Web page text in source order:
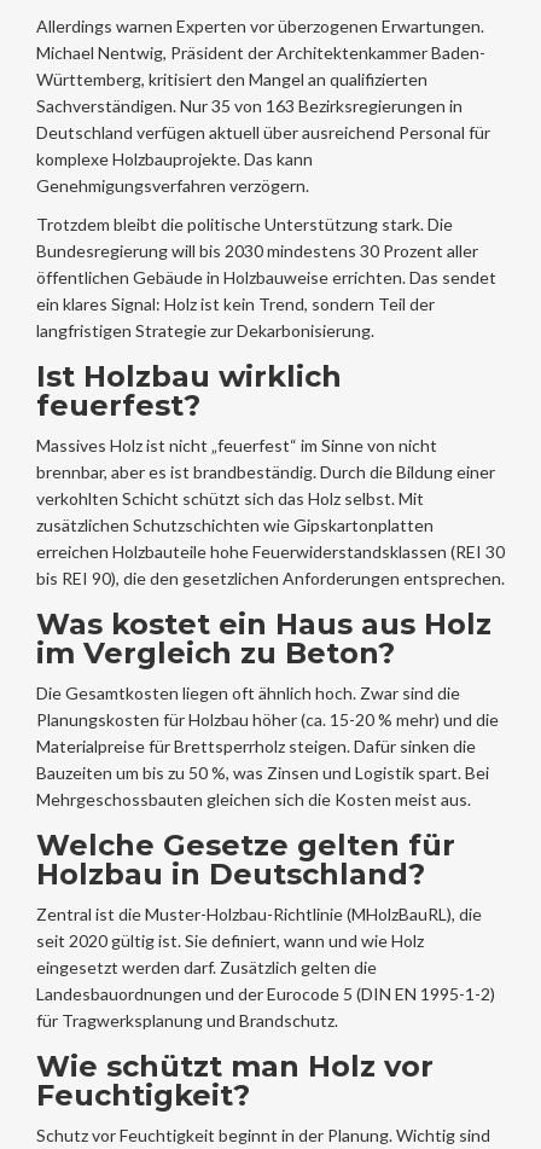
Allerdings warnen Experten vor überzogenen Erwartungen.
Michael Nentwig, Präsident der Architektenkammer Baden-
Württemberg, kritisiert den Mangel an qualifizierten
Sachverständigen. Nur 35 von 163 Bezirksregierungen in
Deutschland verfügen aktuell über ausreichend Personal für
komplexe Holzbauprojekte. Das kann
Genehmigungsverfahren verzögern.
Trotzdem bleibt die politische Unterstützung stark. Die
Bundesregierung will bis 2030 mindestens 30 Prozent aller
öffentlichen Gebäude in Holzbauweise errichten. Das sendet
ein klares Signal: Holz ist kein Trend, sondern Teil der
langfristigen Strategie zur Dekarbonisierung.
Ist Holzbau wirklich
feuerfest?
Massives Holz ist nicht „feuerfest“ im Sinne von nicht
brennbar, aber es ist brandbeständig. Durch die Bildung einer
verkohlten Schicht schützt sich das Holz selbst. Mit
zusätzlichen Schutzschichten wie Gipskartonplatten
erreichen Holzbauteile hohe Feuerwiderstandsklassen (REI 30
bis REI 90), die den gesetzlichen Anforderungen entsprechen.
Was kostet ein Haus aus Holz
im Vergleich zu Beton?
Die Gesamtkosten liegen oft ähnlich hoch. Zwar sind die
Planungskosten für Holzbau höher (ca. 15-20 % mehr) und die
Materialpreise für Brettsperrholz steigen. Dafür sinken die
Bauzeiten um bis zu 50 %, was Zinsen und Logistik spart. Bei
Mehrgeschossbauten gleichen sich die Kosten meist aus.
Welche Gesetze gelten für
Holzbau in Deutschland?
Zentral ist die Muster-Holzbau-Richtlinie (MHolzBauRL), die
seit 2020 gültig ist. Sie definiert, wann und wie Holz
eingesetzt werden darf. Zusätzlich gelten die
Landesbauordnungen und der Eurocode 5 (DIN EN 1995-1-2)
für Tragwerksplanung und Brandschutz.
Wie schützt man Holz vor
Feuchtigkeit?
Schutz vor Feuchtigkeit beginnt in der Planung. Wichtig sind